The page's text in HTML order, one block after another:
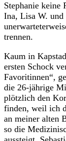
Stephanie keine
Ina, Lisa W. und
trennen.
Kaum in
ersten Schock
Favoritinnen“,
die 26-jährige
plötzlich den
finden, weil ich
an meiner alten
so die